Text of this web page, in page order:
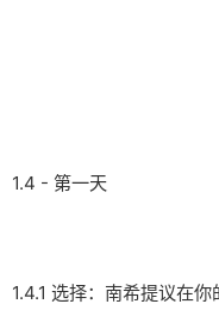
1.4 - 第一天
1.4.1 选择：南希提议在你